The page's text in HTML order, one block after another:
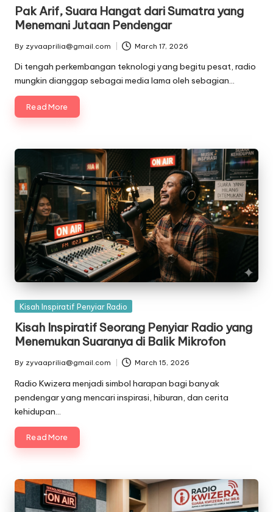
Pak Arif, Suara Hangat dari Sumatra yang
Menemani Jutaan Pendengar
Posted
by
By zyvaaprilia@gmail.com March 17, 2026
Di tengah perkembangan teknologi yang begitu pesat, radio
mungkin dianggap sebagai media lama oleh sebagian…
Read More
Posted
Kisah Inspiratif Penyiar Radio
Kisah Inspiratif Seorang Penyiar Radio yang
Menemukan Suaranya di Balik Mikrofon
Posted
by
By zyvaaprilia@gmail.com March 15, 2026
Radio Kwizera menjadi simbol harapan bagi banyak
pendengar yang mencari inspirasi, hiburan, dan cerita
kehidupan…
Read More